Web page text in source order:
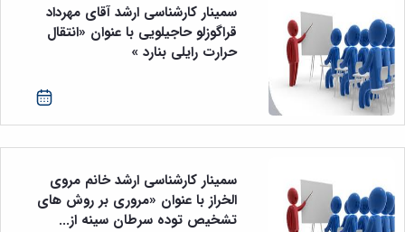
سمینار کارشناسی ارشد آقای مهرداد
قراگوزلو حاجیلویی با عنوان «انتقال
حرارت رایلی بنارد »
سمینار کارشناسی ارشد خانم مروی
الخراز با عنوان «مروری بر روش های
تشخیص توده سرطان سینه از...